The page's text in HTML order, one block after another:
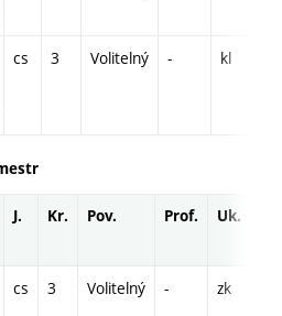
cs 3 Volitelný - kl
J. Kr. Pov. Prof. Uk.
cs 3 Volitelný - zk